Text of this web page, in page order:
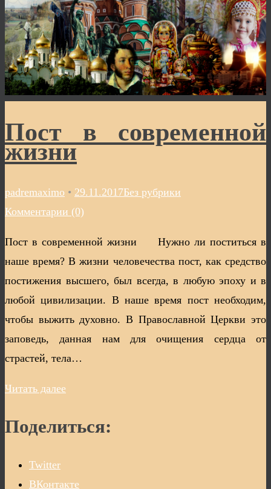
Пост в современной
жизни
padremaximo • 29.11.2017Без рубрики
Комментарии (0)
Пост в современной жизни Нужно ли поститься в
наше время? В жизни человечества пост, как средство
постижения высшего, был всегда, в любую эпоху и в
любой цивилизации. В наше время пост необходим,
чтобы выжить духовно. В Православной Церкви это
заповедь, данная нам для очищения сердца от
страстей, тела…
Читать далее
Поделиться:
Twitter
ВКонтакте